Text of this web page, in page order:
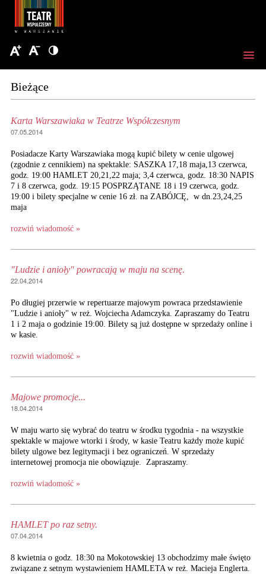
Bieżące
Karta Warszawiaka w Teatrze Współczesnym
07.05.2014
Posiadacze Karty Warszawiaka mogą kupić bilety w cenie ulgowej
(zgodnie z cennikiem) na spektakle: SASZKA 17,18 maja,13 czerwca,
godz. 19:00 HAMLET 20,21,22 maja; 3,4 czerwca, godz. 18:30 NAPIS
7 i 8 czerwca, godz. 19:15 POSPRZĄTANE 18 i 19 czerwca, godz.
19:00 i bilety specjalne w cenie 16 zł. na ZABÓJCĘ, w dn.23,24,25
maja
rozwiń wiadomość »
"Ludzie i anioły" powracają w maju na scenę.
22.04.2014
Po długiej przerwie w repertuarze majowym powraca przedstawienie
"Ludzie i anioły" w reż. Wojciecha Adamczyka. Zapraszamy do Teatru
1 i 2 maja o godzinie 19:00. Bilety są już dostępne w sprzedaży online i
w kasie.
rozwiń wiadomość »
Majowe promocje...
18.04.2014
W maju warto się wybrać do teatru w środku tygodnia - na wszystkie
spektakle w majowe wtorki i środy, w kasie Teatru każdy może kupić
bilety ulgowe bez legitymacji i bez ograniczeń. W sprzedaży
internetowej promocja nie obowiązuje. Zapraszamy.
rozwiń wiadomość »
HAMLET po raz setny.
07.04.2014
8 kwietnia o godz. 18:30 na Mokotowskiej 13 obchodzimy małe święto
związane z setnym wystawieniem HAMLETA w reż. Macieja Englerta.